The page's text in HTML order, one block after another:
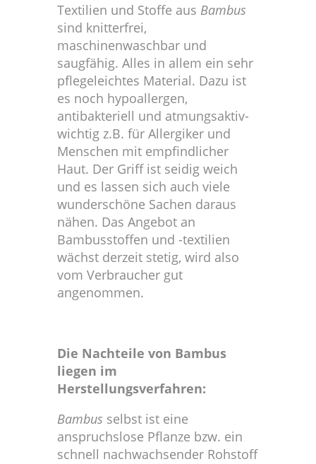
Textilien und Stoffe aus Bambus
sind knitterfrei,
maschinenwaschbar und
saugfähig. Alles in allem ein sehr
pflegeleichtes Material. Dazu ist
es noch hypoallergen,
antibakteriell und atmungsaktiv-
wichtig z.B. für Allergiker und
Menschen mit empfindlicher
Haut. Der Griff ist seidig weich
und es lassen sich auch viele
wunderschöne Sachen daraus
nähen. Das Angebot an
Bambusstoffen und -textilien
wächst derzeit stetig, wird also
vom Verbraucher gut
angenommen.
Die Nachteile von Bambus
liegen im
Herstellungsverfahren:
Bambus selbst ist eine
anspruchslose Pflanze bzw. ein
schnell nachwachsender Rohstoff